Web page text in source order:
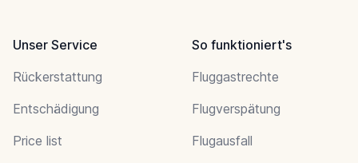
Unser Service
Rückerstattung
Entschädigung
Price list
So funktioniert's
Fluggastrechte
Flugverspätung
Flugausfall